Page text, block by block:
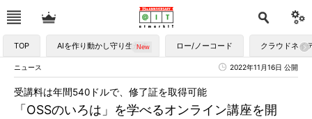
TOP AIを作り動かし守り生かす ロー/ノーコード クラウドネイ
ニュース 2022年11月16日 公開
「OSSのいろは」を学べるオンライン講座を開
受講料は年間540ドルで、修了証を取得可能